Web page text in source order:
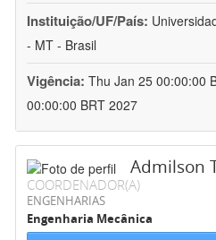
Instituição/UF/País:
- MT - Brasil
Vigência: Thu Jan 25 00:00:00
00:00:00 BRT 2027
Admilson
COORDENADOR(A)
ENGENHARIAS
Engenharia Mecânica